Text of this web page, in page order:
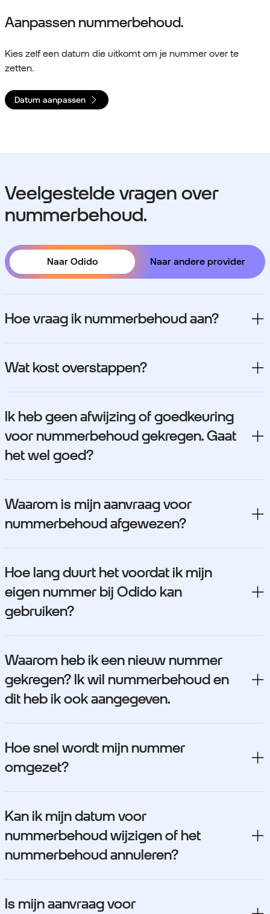
Aanpassen nummerbehoud.
Kies zelf een datum die uitkomt om je nummer over te
zetten.
Datum aanpassen
Veelgestelde vragen over
nummerbehoud.
Naar Odido Naar andere provider
Hoe vraag ik nummerbehoud aan?
Wat kost overstappen?
Ik heb geen afwijzing of goedkeuring
voor nummerbehoud gekregen. Gaat
het wel goed?
Waarom is mijn aanvraag voor
nummerbehoud afgewezen?
Hoe lang duurt het voordat ik mijn
eigen nummer bij Odido kan
gebruiken?
Waarom heb ik een nieuw nummer
gekregen? Ik wil nummerbehoud en
dit heb ik ook aangegeven.
Hoe snel wordt mijn nummer
omgezet?
Kan ik mijn datum voor
nummerbehoud wijzigen of het
nummerbehoud annuleren?
Is mijn aanvraag voor